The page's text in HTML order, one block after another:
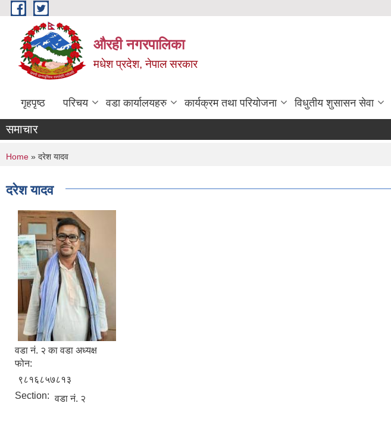
Skip to main content
औरही नगरपालिका
मधेश प्रदेश, नेपाल सरकार
गृहपृष्ठ परिचय वडा कार्यालयहरु कार्यक्रम तथा परियोजना विधुतीय शुसासन सेवा
समाचार
You are here
Home » दरेश यादव
दरेश यादव
वडा न‌ं. २ का वडा अध्यक्ष
फोन:
९८१६८५७८१३
Section: वडा नं. २